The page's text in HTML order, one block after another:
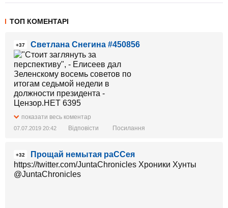
ТОП КОМЕНТАРІ
+37 Светлана Снегина #450856
показати весь коментар
07.07.2019 20:42 Відповісти Посилання
+32
Прощай немытая раССея
https://twitter.com/JuntaChronicles Хроники Хунты‏
@JuntaChronicles